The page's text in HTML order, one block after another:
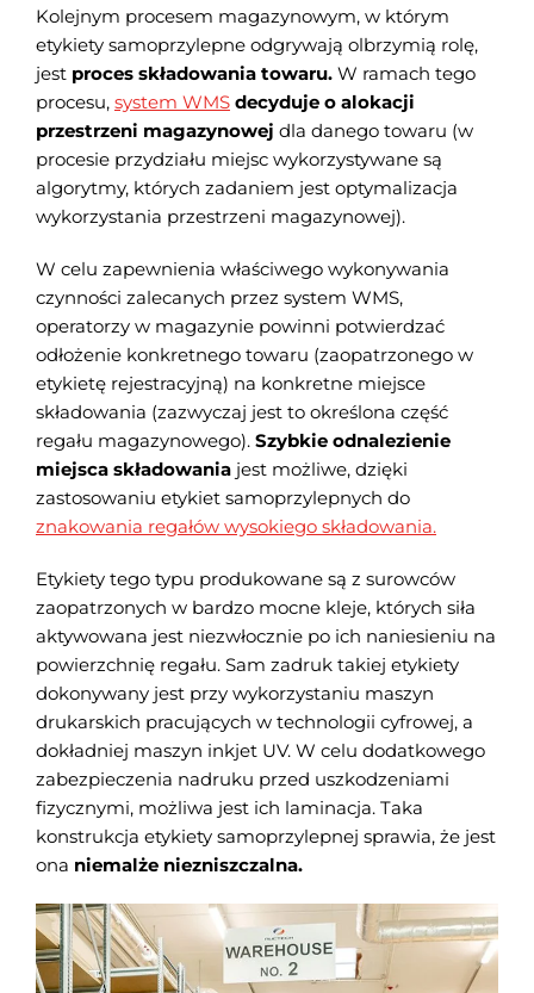
Kolejnym procesem magazynowym, w którym
etykiety samoprzylepne odgrywają olbrzymią rolę,
jest proces składowania towaru. W ramach tego
procesu, system WMS decyduje o alokacji
przestrzeni magazynowej dla danego towaru (w
procesie przydziału miejsc wykorzystywane są
algorytmy, których zadaniem jest optymalizacja
wykorzystania przestrzeni magazynowej).
W celu zapewnienia właściwego wykonywania
czynności zalecanych przez system WMS,
operatorzy w magazynie powinni potwierdzać
odłożenie konkretnego towaru (zaopatrzonego w
etykietę rejestracyjną) na konkretne miejsce
składowania (zazwyczaj jest to określona część
regału magazynowego). Szybkie odnalezienie
miejsca składowania jest możliwe, dzięki
zastosowaniu etykiet samoprzylepnych do
znakowania regałów wysokiego składowania.
Etykiety tego typu produkowane są z surowców
zaopatrzonych w bardzo mocne kleje, których siła
aktywowana jest niezwłocznie po ich naniesieniu na
powierzchnię regału. Sam zadruk takiej etykiety
dokonywany jest przy wykorzystaniu maszyn
drukarskich pracujących w technologii cyfrowej, a
dokładniej maszyn inkjet UV. W celu dodatkowego
zabezpieczenia nadruku przed uszkodzeniami
fizycznymi, możliwa jest ich laminacja. Taka
konstrukcja etykiety samoprzylepnej sprawia, że jest
ona niemalże niezniszczalna.